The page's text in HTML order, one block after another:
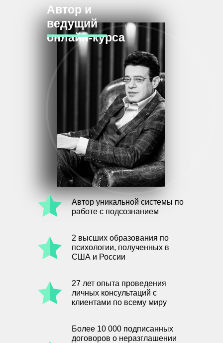
Автор и
ведущий
онлайн-курса
Автор уникальной системы по
работе с подсознанием
2 высших образования по
психологии, полученных в
США и России
27 лет опыта проведения
личных консультаций с
клиентами по всему миру
Более 10 000 подписанных
договоров о неразглашении